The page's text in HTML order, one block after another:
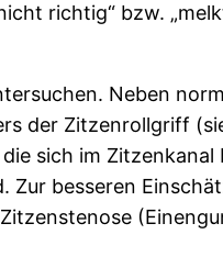
richtig“ bzw.
Neben
der Zitzenrollgriff
sich im
Zur besseren